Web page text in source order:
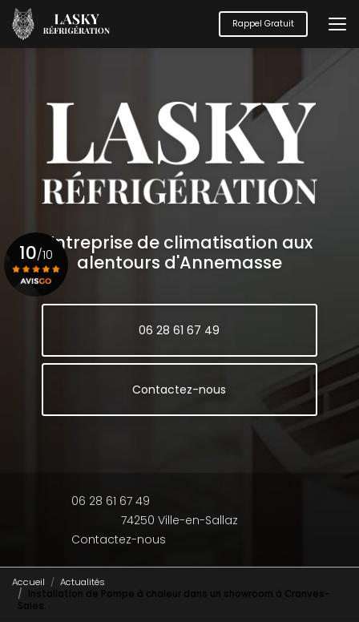
Aller
au
contenu
principal
Rappel Gratuit
Entreprise de climatisation aux
alentours d'Annemasse
06 28 61 67 49
Contactez-nous
06 28 61 67 49
74250 Ville-en-Sallaz
Contactez-nous
10/10
Voir le certificat
Accueil
Actualités
Installation de Pompe à chaleur dans un showroom à Cranves-
Sales.